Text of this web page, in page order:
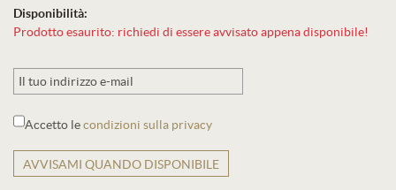
Disponibilità:
Prodotto esaurito: richiedi di essere avvisato appena disponibile!
Accetto lecondizioni sulla privacy
AVVISAMI QUANDO DISPONIBILE